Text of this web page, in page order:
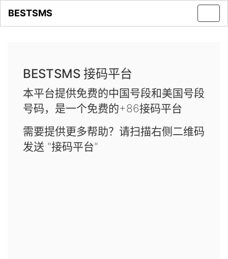
BESTSMS
BESTSMS 接码平台
本平台提供免费的中国号段和美国号段
号码，是一个免费的+86接码平台
需要提供更多帮助？请扫描右侧二维码
发送 "接码平台"